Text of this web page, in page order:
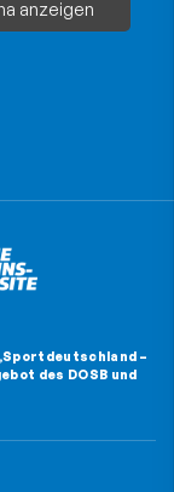
anzeigen
–
des DOSB und